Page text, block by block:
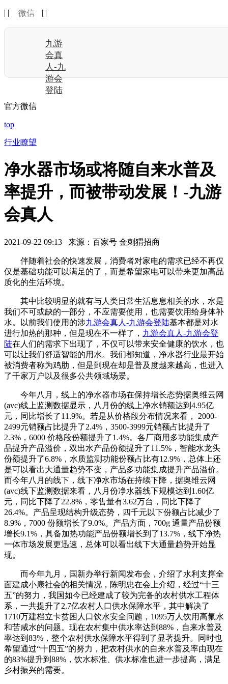
| | 微信 | |
九游
会真
人-九
游会
登陆
官方微信
top
行业瞭望
净水器市场或将随自来水普及
率提升，而被带动发展！-九游
会真人
2021-09-22 09:13 来源：百家号 金刺猬招商
伴随着社会的快速发展，消费者对家电的需求已经不再仅
仅是基础功能可以满足的了，而是希望家电可以带来更加高品
质化的生活环境。
其中比较明显的就有与人类日常生活息息相关的水，水是
我们不可或缺的一部分，不应需要使用，也需要饮用给身体补
水。以前我们使用的涉九游会真人-九游会登陆基本都是对水
进行加热的那种，但是现在不一样了， 九游会真人-九游会登
陆在人们的需求下出现了，不仅可以带来安全健康的饮水，也
可以让我们舒适智能的用水。我们都知道，净水器行业最开始
被消费者称为鸡肋，但是到现在却是普及度越来越高，也进入
了千家万户以及很多公共领域场景。
今年八月，线上的净水器市场在保持增长态势据奥维云网
(avc)线上监测数据显示，八月份的线上净水销额达到4.95亿
元，同比增长了11.9%。若是从价格段分布情况来看， 2000-
2499元销额占比提升了2.4%，3500-3999元销额占比提升了
2.3%，6000 价格段份额提升了1.4%。各厂商用多功能集成产
品提升产品溢价，双出水产品份额提升了11.5%，智能水龙头
份额提升了6.8%，水质监测功能份额占比有12.9%，总体上还
是可以看出大通量趋势不变，产品多功能集成提升产品溢价。
而今年八月的线下，线下净水市场在持续下降，据奥维云网
(avc)线下监测数据来看，八月份净水器线下规模达到1.60亿
元，同比下降了22.8%，零售量有3.62万台，同比下降了
26.4%。产品呈现结构升级态势，四千元以下份额占比减少了
8.9%，7000 份额增长了9.0%。产品方面，700g 通量产品份额
增长9.1%，具备加热功能产品份额增长到了13.7%，线下净热
一体市场发展更迅速，总体可以看出线下大通量趋势开始显
现。
而今年九月，国新办举行新闻发布会，介绍了水利支撑全
面建成小康社会的相关情况，陈明忠在会上介绍，经过“十三
五”的努力，我国如今已经建成了较为完备的农村供水工程体
系，一共提升了2.7亿农村人口供水保障水平，其中解决了
1710万建档立卡贫困人口饮水安全问题，1095万人饮用高氟水
和苦咸水的问题。现在农村集中供水率达到88%，自来水普及
率达到83%，整个农村供水保障水平得到了显著提升。同时也
希望通过“十四五”的努力，把农村供水的自来水普及率由现在
的83%提升到88%，饮水标准、供水标准也进一步提高，满足
乡村振兴的需要。